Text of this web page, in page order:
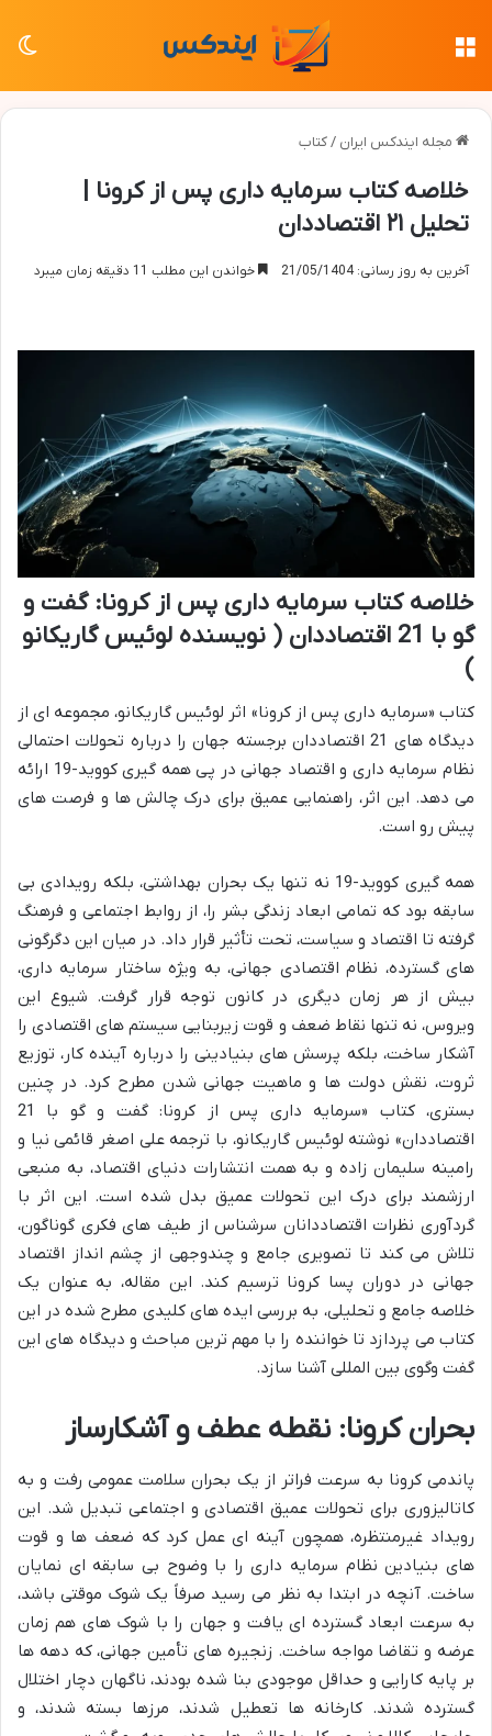
مجله ایندکس ایران /کتاب
خلاصه کتاب سرمایه داری پس از کرونا |
تحلیل ۲۱ اقتصاددان
آخرین به روز رسانی: 21/05/1404 خواندن این مطلب 11 دقیقه زمان میبرد
خلاصه کتاب سرمایه داری پس از کرونا: گفت و
گو با 21 اقتصاددان ( نویسنده لوئیس گاریکانو
)
کتاب «سرمایه داری پس از کرونا» اثر لوئیس گاریکانو، مجموعه ای از
دیدگاه های 21 اقتصاددان برجسته جهان را درباره تحولات احتمالی
نظام سرمایه داری و اقتصاد جهانی در پی همه گیری کووید-19 ارائه
می دهد. این اثر، راهنمایی عمیق برای درک چالش ها و فرصت های
پیش رو است.
همه گیری کووید-19 نه تنها یک بحران بهداشتی، بلکه رویدادی بی
سابقه بود که تمامی ابعاد زندگی بشر را، از روابط اجتماعی و فرهنگ
گرفته تا اقتصاد و سیاست، تحت تأثیر قرار داد. در میان این دگرگونی
های گسترده، نظام اقتصادی جهانی، به ویژه ساختار سرمایه داری،
بیش از هر زمان دیگری در کانون توجه قرار گرفت. شیوع این
ویروس، نه تنها نقاط ضعف و قوت زیربنایی سیستم های اقتصادی را
آشکار ساخت، بلکه پرسش های بنیادینی را درباره آینده کار، توزیع
ثروت، نقش دولت ها و ماهیت جهانی شدن مطرح کرد. در چنین
بستری، کتاب «سرمایه داری پس از کرونا: گفت و گو با 21
اقتصاددان» نوشته لوئیس گاریکانو، با ترجمه علی اصغر قائمی نیا و
رامینه سلیمان زاده و به همت انتشارات دنیای اقتصاد، به منبعی
ارزشمند برای درک این تحولات عمیق بدل شده است. این اثر با
گردآوری نظرات اقتصاددانان سرشناس از طیف های فکری گوناگون،
تلاش می کند تا تصویری جامع و چندوجهی از چشم انداز اقتصاد
جهانی در دوران پسا کرونا ترسیم کند. این مقاله، به عنوان یک
خلاصه جامع و تحلیلی، به بررسی ایده های کلیدی مطرح شده در این
کتاب می پردازد تا خواننده را با مهم ترین مباحث و دیدگاه های این
گفت وگوی بین المللی آشنا سازد.
بحران کرونا: نقطه عطف و آشکارساز
پاندمی کرونا به سرعت فراتر از یک بحران سلامت عمومی رفت و به
کاتالیزوری برای تحولات عمیق اقتصادی و اجتماعی تبدیل شد. این
رویداد غیرمنتظره، همچون آینه ای عمل کرد که ضعف ها و قوت
های بنیادین نظام سرمایه داری را با وضوح بی سابقه ای نمایان
ساخت. آنچه در ابتدا به نظر می رسید صرفاً یک شوک موقتی باشد،
به سرعت ابعاد گسترده ای یافت و جهان را با شوک های هم زمان
عرضه و تقاضا مواجه ساخت. زنجیره های تأمین جهانی، که دهه ها
بر پایه کارایی و حداقل موجودی بنا شده بودند، ناگهان دچار اختلال
گسترده شدند. کارخانه ها تعطیل شدند، مرزها بسته شدند، و